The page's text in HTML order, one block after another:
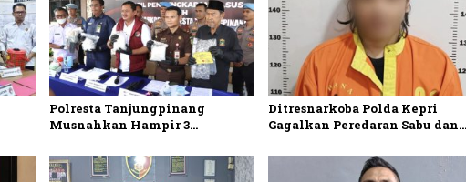
Polresta Tanjungpinang
Musnahkan Hampir 3
Dua Tersangka Ditangkap
Ditresnarkoba Polda Kepri
Gagalkan Peredaran Sabu dan
di Batu Ampar